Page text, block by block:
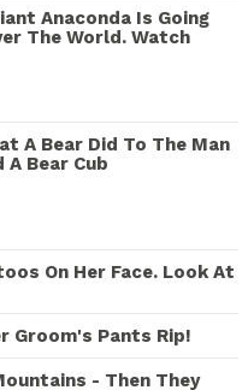
Anaconda Is Going
The World. Watch
A Bear Did To The Man
A Bear Cub
On Her Face. Look At
Groom's Pants Rip!
- Then They